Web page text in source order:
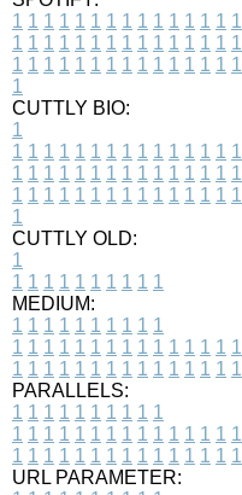
1 1 1 1 1 1 1 1 1 1 1 1 1 1 1
1 1 1 1 1 1 1 1 1 1 1 1 1 1 1
1 1 1 1 1 1 1 1 1 1 1 1 1 1 1
1
CUTTLY BIO:
1
1 1 1 1 1 1 1 1 1 1 1 1 1 1 1
1 1 1 1 1 1 1 1 1 1 1 1 1 1 1
1 1 1 1 1 1 1 1 1 1 1 1 1 1 1
1
CUTTLY OLD:
1
1 1 1 1 1 1 1 1 1 1
MEDIUM:
1 1 1 1 1 1 1 1 1 1
1 1 1 1 1 1 1 1 1 1 1 1 1 1 1
1 1 1 1 1 1 1 1 1 1 1 1 1 1 1
PARALLELS:
1 1 1 1 1 1 1 1 1 1
1 1 1 1 1 1 1 1 1 1 1 1 1 1 1
1 1 1 1 1 1 1 1 1 1 1 1 1 1 1
URL PARAMETER: